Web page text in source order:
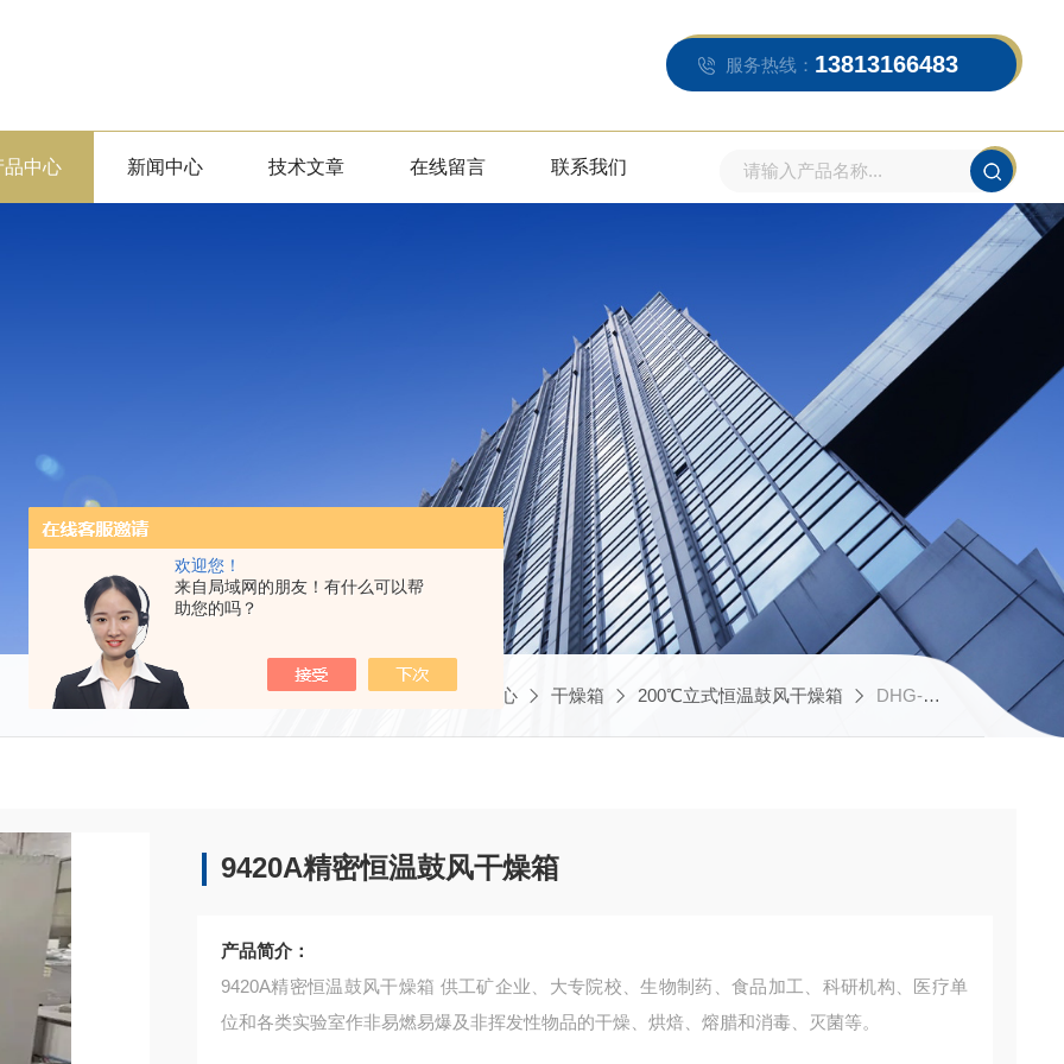
欢迎您！
来自局域网的朋友！有什么可以帮
助您的吗？
服务热线： 13813166483
品中心 新闻中心 技术文章 在线留言 联系我们
当前位置：首页 产品中心 干燥箱 200℃立式恒温鼓风干燥箱 DHG-9420A9420A精密恒温鼓风干燥箱
9420A精密恒温鼓风干燥箱
产品简介：
9420A精密恒温鼓风干燥箱 供工矿企业、大专院校、生物制药、食品加工、科研机构、医疗单
位和各类实验室作非易燃易爆及非挥发性物品的干燥、烘焙、熔腊和消毒、灭菌等。